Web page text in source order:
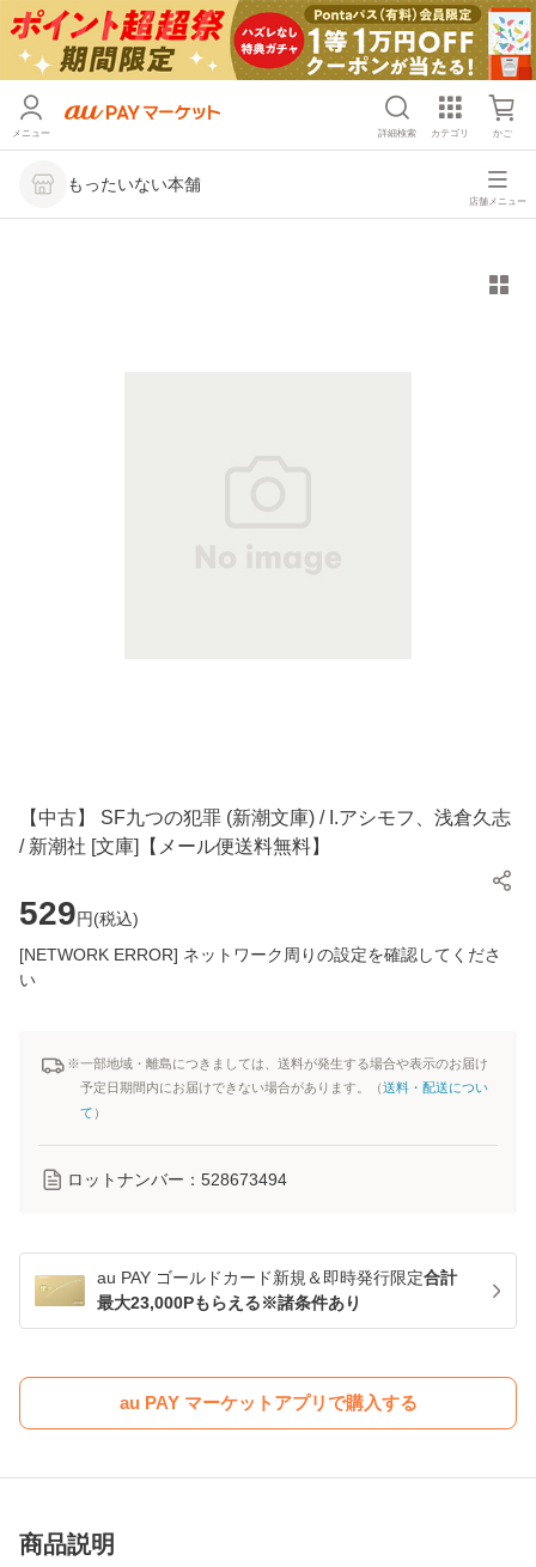
メニュー 詳細検索 カテゴリ かご
もったいない本舗
店舗メニュー
【中古】 SF九つの犯罪 (新潮文庫) / I.アシモフ、浅倉久志
/ 新潮社 [文庫]【メール便送料無料】
529円(税込)
[NETWORK ERROR] ネットワーク周りの設定を確認してくださ
い
※一部地域・離島につきましては、送料が発生する場合や表示のお届け
予定日期間内にお届けできない場合があります。（送料・配送につい
て ）
ロットナンバー： 528673494
au PAY ゴールドカード新規＆即時発行限定合計
最大23,000Pもらえる※諸条件あり
au PAY マーケットアプリで購入する
商品説明